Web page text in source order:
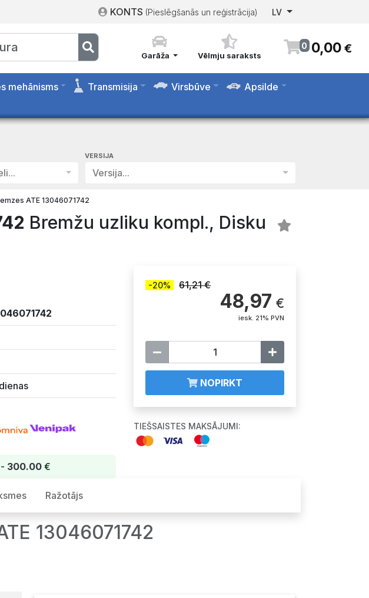
KONTS (Pieslēgšanās un reģistrācija) LV
Garāža Vēlmju saraksts
0 0,00 €
mehānisms Transmisija Virsbūve
Apsilde
VERSIJA
Versija...
ATE 13046071742
Bremžu uzliku kompl., Disku
300.00€
-20% 61,21 €
48,97 €
iesk. 21% PVN
NOPIRKT
TIEŠSAISTES MAKSĀJUMI:
Ražotājs
13046071742